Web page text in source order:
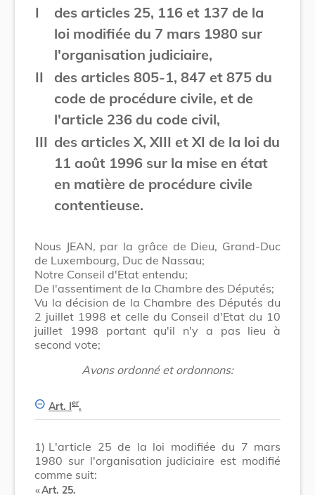
I
des articles 25, 116 et 137 de la
loi modifiée du 7 mars 1980 sur
l'organisation judiciaire,
II
des articles 805-1, 847 et 875 du
code de procédure civile, et de
l'article 236 du code civil,
III des articles X, XIII et XI de la loi du
11 août 1996 sur la mise en état
en matière de procédure civile
contentieuse.
Nous JEAN, par la grâce de Dieu, Grand-Duc
de Luxembourg, Duc de Nassau;
Notre Conseil d'Etat entendu;
De l'assentiment de la Chambre des Députés;
Vu la décision de la Chambre des Députés du
2 juillet 1998 et celle du Conseil d'Etat du 10
juillet 1998 portant qu'il n'y a pas lieu à
second vote;
Avons ordonné et ordonnons:
Art. Ier.
1) L'article 25 de la loi modifiée du 7 mars
1980 sur l'organisation judiciaire est modifié
comme suit:
​ «Art. 25.